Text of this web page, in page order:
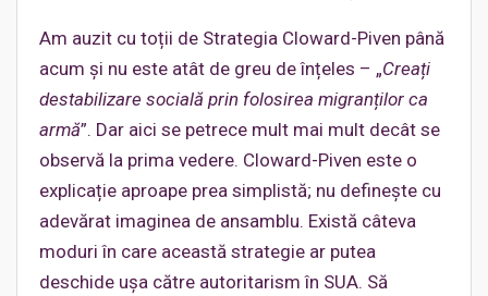
Am auzit cu toții de Strategia Cloward-Piven până
acum și nu este atât de greu de înțeles – „Creați
destabilizare socială prin folosirea migranților ca
armă”. Dar aici se petrece mult mai mult decât se
observă la prima vedere. Cloward-Piven este o
explicație aproape prea simplistă; nu definește cu
adevărat imaginea de ansamblu. Există câteva
moduri în care această strategie ar putea
deschide ușa către autoritarism în SUA. Să